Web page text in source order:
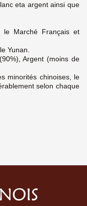
eta argent ainsi que
Marché Français et
Yunan.
Argent (moins de
minorités chinoises, le
selon chaque